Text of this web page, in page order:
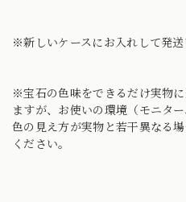
※新しいケースにお入れして発送
※宝石の色味をできるだけ実物
ますが、お使いの環境（モニタ
色の見え方が実物と若干異なる
ください。